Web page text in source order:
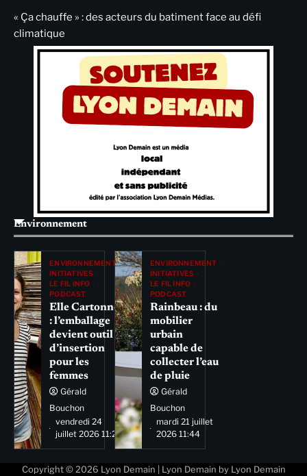
« Ça chauffe » : des acteurs du batiment face au défi
climatique
Environnement
ENVIRONNEMENT
INITIATIVES
LE FIL INFO
PODCAST
Elle Cartonne
: l’emballage
devient outil
d’insertion
pour les
femmes
Gérald
Bouchon
vendredi 24
juillet 2026 11:29
ENVIRONNEMENT
INITIATIVES
LE FIL INFO
PODCAST
Rainbeau : du
mobilier
urbain
capable de
collecter l’eau
de pluie
Gérald
Bouchon
mardi 21 juillet
2026 11:44
Copyright © 2026 Lyon Demain | Lyon Demain by Lyon Demain